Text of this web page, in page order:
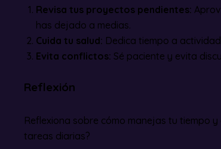
Revisa tus proyectos pendientes:
has dejado a medias.
Cuida tu salud: Dedica tiempo a
Evita conflictos: Sé paciente y evita
Reflexión
Reflexiona sobre cómo manejas tu tiempo
tareas diarias?